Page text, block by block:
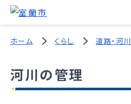
ホーム くらし 道路・河川
河川の管理